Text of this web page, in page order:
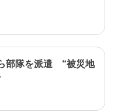
部隊を派遣 “被災地